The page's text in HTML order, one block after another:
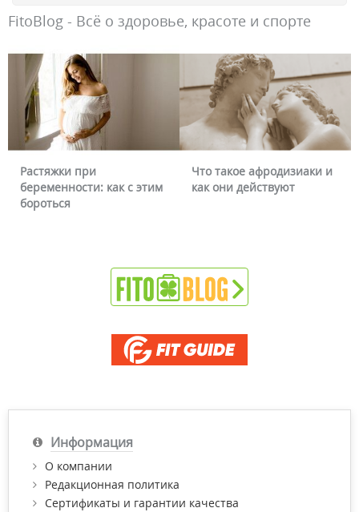
FitoBlog - Всё о здоровье, красоте и спорте
Что такое афродизиаки и
как они действуют
Почему краснеет лицо и
можно ли это убрать
Информация
О компании
Редакционная политика
Сертификаты и гарантии качества